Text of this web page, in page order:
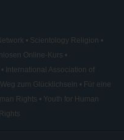
Scientology Religion
Online-Kurs
International Association of
zum Glücklichsein
Für eine
Rights
Youth for Human